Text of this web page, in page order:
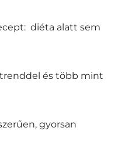
diéta alatt sem
és több mint
gyorsan